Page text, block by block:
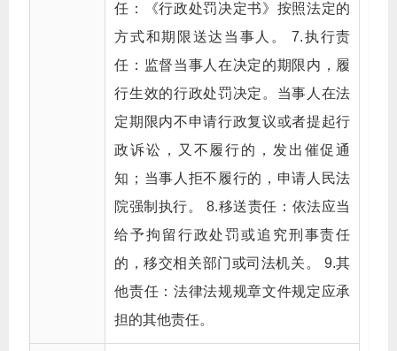
任：《行政处罚决定书》按照法定的
方式和期限送达当事人。 7.执行责
任：监督当事人在决定的期限内，履
行生效的行政处罚决定。当事人在法
定期限内不申请行政复议或者提起行
政诉讼，又不履行的，发出催促通
知；当事人拒不履行的，申请人民法
院强制执行。 8.移送责任：依法应当
给予拘留行政处罚或追究刑事责任
的，移交相关部门或司法机关。 9.其
他责任：法律法规规章文件规定应承
担的其他责任。